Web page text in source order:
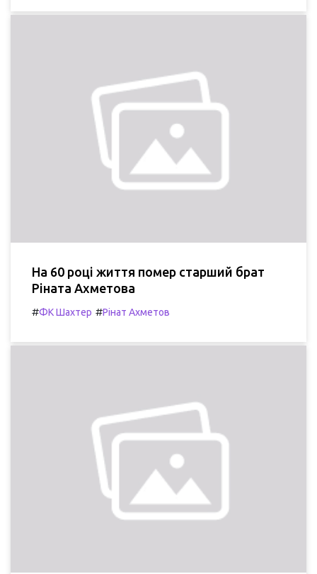
На 60 році життя помер старший брат
Ріната Ахметова
#ФК Шахтер #Рінат Ахметов